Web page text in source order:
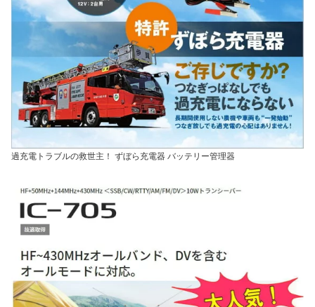
過充電トラブルの救世主！ ずぼら充電器 バッテリー管理器